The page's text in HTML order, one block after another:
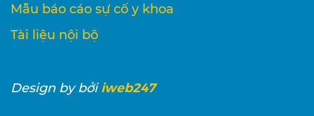
Mẫu báo cáo sự cố y khoa
Tài liệu nội bộ
Designby bởi iweb247